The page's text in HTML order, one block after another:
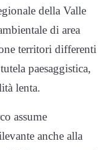
della Valle
di area
territori differenti
paesaggistica,
lenta.
assume
anche alla